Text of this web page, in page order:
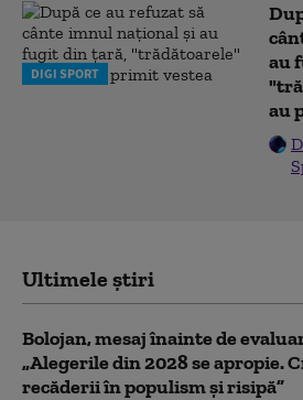
DIGI SPORT
au
au
Ultimele știri
Bolojan, mesaj înainte de
„Alegerile din 2028 se apropie.
recăderii în populism și risipă”